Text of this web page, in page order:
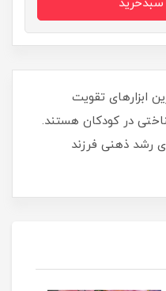
ابزارهای تقویت
در کودکان هستند.
رشد ذهنی فرزند